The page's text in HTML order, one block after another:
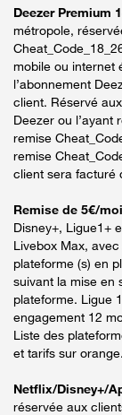
Deezer Premium
métropole,
mobile ou internet
l’abonnement
client. Réservé
Deezer ou l’ayant
remise
remise
client sera facturé
Remise de 5€/
Disney+, Ligue1+
Livebox Max,
plateforme (s) en
suivant la mise en
plateforme. Ligue
engagement 12
Liste des
et tarifs sur
Netflix/Disney+/
réservée aux